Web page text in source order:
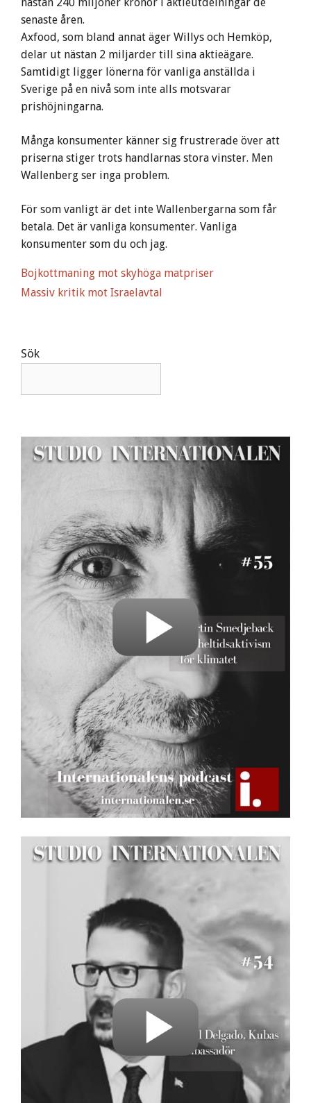
senaste åren.
Axfood, som bland annat äger Willys och Hemköp,
delar ut nästan 2 miljarder till sina aktieägare.
Samtidigt ligger lönerna för vanliga anställda i
Sverige på en nivå som inte alls motsvarar
prishöjningarna.
Många konsumenter känner sig frustrerade över att
priserna stiger trots handlarnas stora vinster. Men
Wallenberg ser inga problem.
För som vanligt är det inte Wallenbergarna som får
betala. Det är vanliga konsumenter. Vanliga
konsumenter som du och jag.
Bojkottmaning mot skyhöga matpriser
Massiv kritik mot Israelavtal
Sök